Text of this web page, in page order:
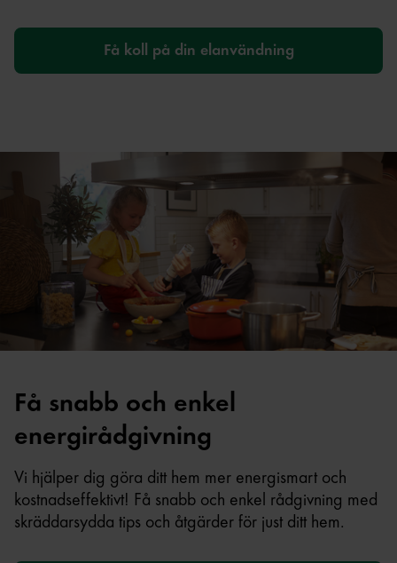
Få koll på din elanvändning
Få snabb och enkel
energirådgivning
Vi hjälper dig göra ditt hem mer energismart och
kostnadseffektivt! Få snabb och enkel rådgivning med
skräddarsydda tips och åtgärder för just ditt hem.